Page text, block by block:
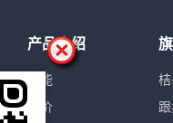
产品介绍
功能
定价